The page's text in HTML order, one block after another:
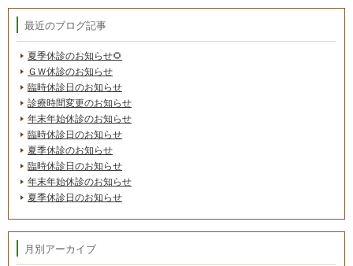
最近のブログ記事
夏季休診のお知らせ🌻
ＧＷ休診のお知らせ
臨時休診日のお知らせ
診療時間変更のお知らせ
年末年始休診のお知らせ
臨時休診日のお知らせ
夏季休診のお知らせ
臨時休診日のお知らせ
年末年始休診のお知らせ
夏季休診日のお知らせ
月別アーカイブ